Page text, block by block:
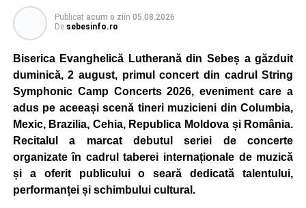
Organizatorii au pregătit trasee adaptate fiecărei categorii
de vârstă, astfel încât competiția să fie accesibilă atât
celor aflați la început de drum, cât și celor cu experiență în
mountain bike. La finalul întrecerii, cei mai bine clasați
concurenți vor fi recompensați cu premii în bani și premii
oferite de partenerii evenimentului.
Înaintea zilei de concurs, participanții își vor putea ridica
vor putea înscrie direct la competiție în cadrul Punctului
Oficial de Înscrieri și Informații (Race Office), care va
funcționa după următorul program:
Publicat acum o ziîn 05.08.2026
De sebesinfo.ro
Biserica Evanghelică Lutherană din Sebeș a găzduit
duminică, 2 august, primul concert din cadrul String
Symphonic Camp Concerts 2026, eveniment care a
adus pe aceeași scenă tineri muzicieni din Columbia,
Mexic, Brazilia, Cehia, Republica Moldova și România.
Recitalul a marcat debutul seriei de concerte
organizate în cadrul taberei internaționale de muzică
și a oferit publicului o seară dedicată talentului,
performanței și schimbului cultural.